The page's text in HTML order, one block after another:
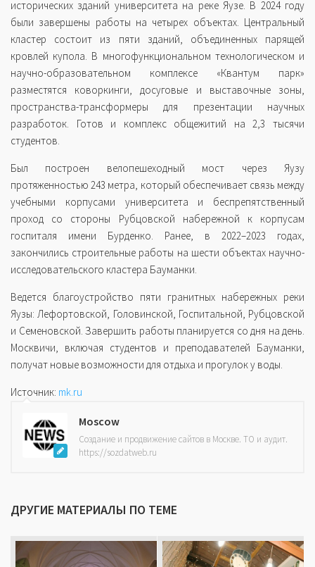
исторических зданий университета на реке Яузе. В 2024 году
были завершены работы на четырех объектах. Центральный
кластер состоит из пяти зданий, объединенных парящей
кровлей купола. В многофункциональном технологическом и
научно-образовательном комплексе «Квантум парк»
разместятся коворкинги, досуговые и выставочные зоны,
пространства-трансформеры для презентации научных
разработок. Готов и комплекс общежитий на 2,3 тысячи
студентов.
Был построен велопешеходный мост через Яузу
протяженностью 243 метра, который обеспечивает связь между
учебными корпусами университета и беспрепятственный
проход со стороны Рубцовской набережной к корпусам
госпиталя имени Бурденко. Ранее, в 2022–2023 годах,
закончились строительные работы на шести объектах научно-
исследовательского кластера Бауманки.
Ведется благоустройство пяти гранитных набережных реки
Яузы: Лефортовской, Головинской, Госпитальной, Рубцовской
и Семеновской. Завершить работы планируется со дня на день.
Москвичи, включая студентов и преподавателей Бауманки,
получат новые возможности для отдыха и прогулок у воды.
Источник: mk.ru
Moscow
Создание и продвижение сайтов в Москве. ТО и аудит.
https://sozdatweb.ru
ДРУГИЕ МАТЕРИАЛЫ ПО ТЕМЕ